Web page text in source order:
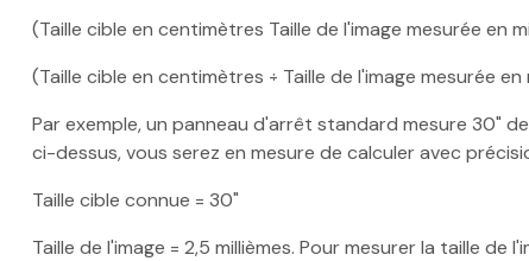
(Taille cible en centimètres Taille de l'image mesurée en
(Taille cible en centimètres ÷ Taille de l'image mesurée
Par exemple, un panneau d'arrêt standard mesure 30"
ci-dessus, vous serez en mesure de calculer avec
Taille cible connue = 30"
Taille de l'image = 2,5 millièmes. Pour mesurer la taille